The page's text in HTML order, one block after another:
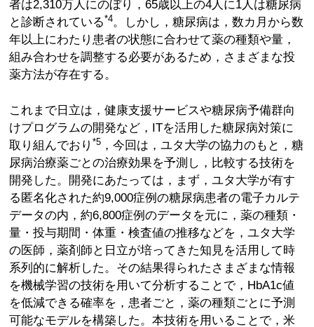
者は2,310万人にのぼり，65歳以上の4人に1人は糖尿病
と診断されている*4。しかし，糖尿病は，数カ月から数
年以上にわたり患者の状態に合わせて薬の種類や量，
組み合わせを調整する必要があるため，さまざまな投
薬方法が存在する。
これまで日立は，健康支援サービスや糖尿病予備群向
けプログラムの開発など，ITを活用した糖尿病対策に
取り組んでおり *5 ，今回は，ユタ大学の協力のもと，糖
尿病治療薬ごとの治療効果を予測し，比較する技術を
開発した。開発にあたっては，まず，ユタ大学が有す
る匿名化された約9,000症例の糖尿病患者の電子カルテ
データの内，約6,800症例のデータを元に，薬の種類・
量・投与期間・体重・検査値の推移などを，ユタ大学
の医師，薬剤師と日立が培ってきた知見を活用して時
系列的に解析した。その結果得られたさまざまな情報
を機械学習の技術を用いて分析することで，HbA1c値
を低減できる確率を，患者ごと，薬の種類ごとに予測
可能なモデルを構築した。本技術を用いることで，米